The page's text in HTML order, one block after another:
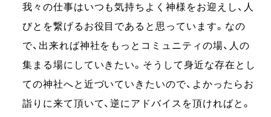
我々の仕事はいつも気持ちよく神様をお迎えし、人
びとを繋げるお役目であると思っています。なの
で、出来れば神社をもっとコミュニティの場、人の
集まる場にしていきたい。そうして身近な存在とし
ての神社へと近づいていきたいので、よかったらお
詣りに来て頂いて、逆にアドバイスを頂ければと。